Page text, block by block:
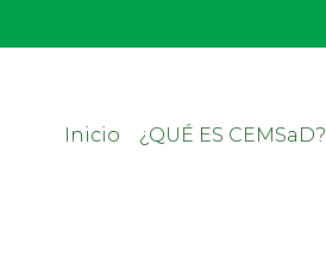
Inicio ¿QUÉ ES CEMSaD?